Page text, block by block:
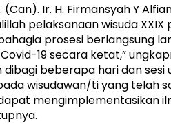
Ir. H. Firmansyah Y
pelaksanaan wisuda XXIX
prosesi berlangsung
19 secara ketat,”
dibagi beberapa hari dan sesi
wisudawan/ti yang telah
mengimplementasikan